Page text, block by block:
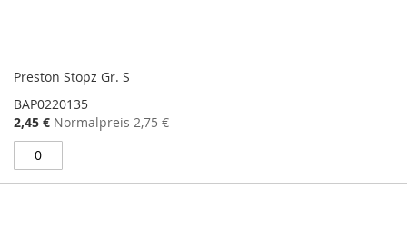
Preston Stopz Gr. S
BAP0220135
Sonderangebot
2,45 € Normalpreis 2,75 €